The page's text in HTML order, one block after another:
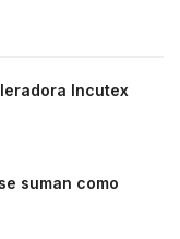
Incutex
suman como